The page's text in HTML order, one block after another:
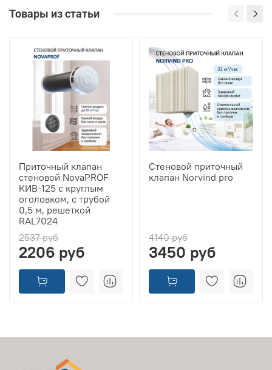
Товары из статьи
Приточный клапан
стеновой NovaPROF
КИВ-125 с круглым
оголовком, с трубой
0,5 м, решеткой
RAL7024
2537 руб
2206 руб
Стеновой приточный
клапан Norvind pro
4140 руб
3450 руб